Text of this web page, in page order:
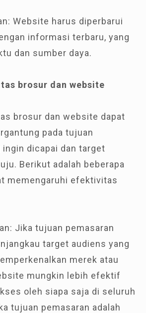
Website harus diperbarui
informasi terbaru, yang
dan sumber daya.
brosur dan website
brosur dan website dapat
pada tujuan
ingin dicapai dan target
Berikut adalah beberapa
memengaruhi efektivitas
Jika tujuan pemasaran
target audiens yang
merek atau
mungkin lebih efektif
oleh siapa saja di seluruh
tujuan pemasaran adalah